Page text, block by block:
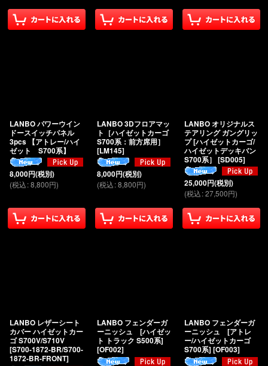
LANBO パワーウイン
ドースイッチパネル
3pcs 【アトレー/ハイ
ゼット S700系】
8,000円(税別)
(税込:8,800円)
LANBO 3Dフロアマッ
ト［ハイゼットカーゴ
S700系：前方席用］
[LM145]
8,000円(税別)
(税込:8,800円)
LANBO オリジナルス
テアリング ガングリッ
プ [ハイゼットカーゴ/
ハイゼットデッキバン
S700系］ [SD005]
25,000円(税別)
(税込:27,500円)
LANBO レザーシート
カバー ハイゼットカー
ゴ S700V/S710V
[S700-1872-BR/S700-
1872-BR-FRONT]
LANBO フェンダーガ
ーニッシュ [ハイゼッ
ト トラック S500系]
[OF002]
LANBO フェンダーガ
ーニッシュ [アトレ
ー/ハイゼットカーゴ
S700系] [OF003]